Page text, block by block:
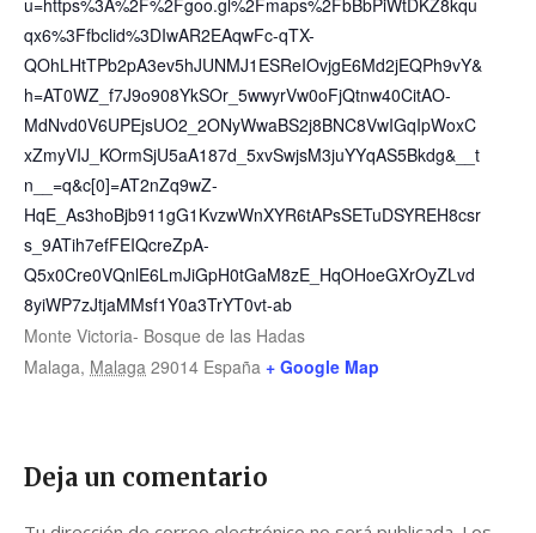
u=https%3A%2F%2Fgoo.gl%2Fmaps%2FbBbPiWtDKZ8kqu
qx6%3Ffbclid%3DIwAR2EAqwFc-qTX-
QOhLHtTPb2pA3ev5hJUNMJ1ESReIOvjgE6Md2jEQPh9vY&
h=AT0WZ_f7J9o908YkSOr_5wwyrVw0oFjQtnw40CitAO-
MdNvd0V6UPEjsUO2_2ONyWwaBS2j8BNC8VwIGqIpWoxC
xZmyVIJ_KOrmSjU5aA187d_5xvSwjsM3juYYqAS5Bkdg&__t
n__=q&c[0]=AT2nZq9wZ-
HqE_As3hoBjb911gG1KvzwWnXYR6tAPsSETuDSYREH8csr
s_9ATih7efFEIQcreZpA-
Q5x0Cre0VQnlE6LmJiGpH0tGaM8zE_HqOHoeGXrOyZLvd
8yiWP7zJtjaMMsf1Y0a3TrYT0vt-ab
Monte Victoria- Bosque de las Hadas
Malaga, Malaga 29014 España + Google Map
Deja un comentario